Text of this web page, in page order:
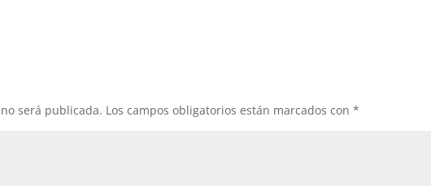
será publicada. Los campos obligatorios están marcados con*